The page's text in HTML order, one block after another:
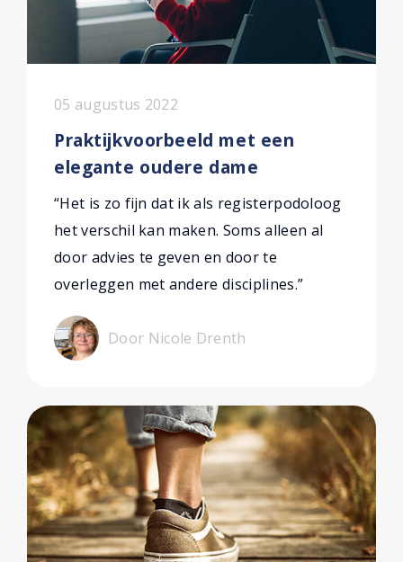
05 augustus 2022
Praktijkvoorbeeld met een
elegante oudere dame
“Het is zo fijn dat ik als registerpodoloog
het verschil kan maken. Soms alleen al
door advies te geven en door te
overleggen met andere disciplines.”
Door Nicole Drenth